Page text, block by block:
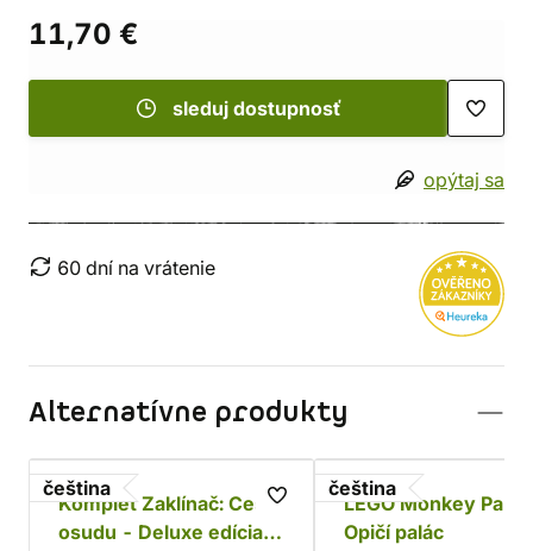
11,70 €
sleduj dostupnosť
opýtaj sa
60 dní na vrátenie
Alternatívne produkty
čeština
Komplet Zaklínač: Cesta
osudu - Deluxe edícia s
čeština
LEGO Monkey
Opičí palác